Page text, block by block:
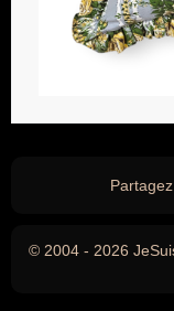
© 2004 - 2026